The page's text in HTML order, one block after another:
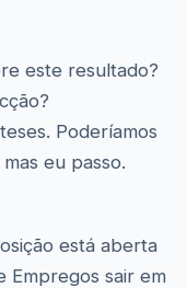
este resultado?
Poderíamos
eu passo.
está aberta
Empregos sair em